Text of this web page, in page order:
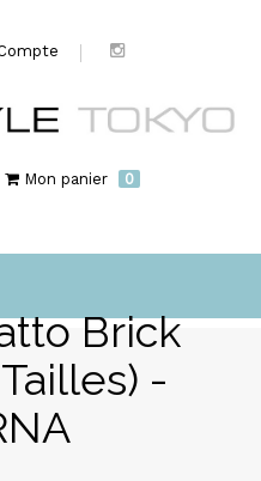
Mon panier 0
Brick
-